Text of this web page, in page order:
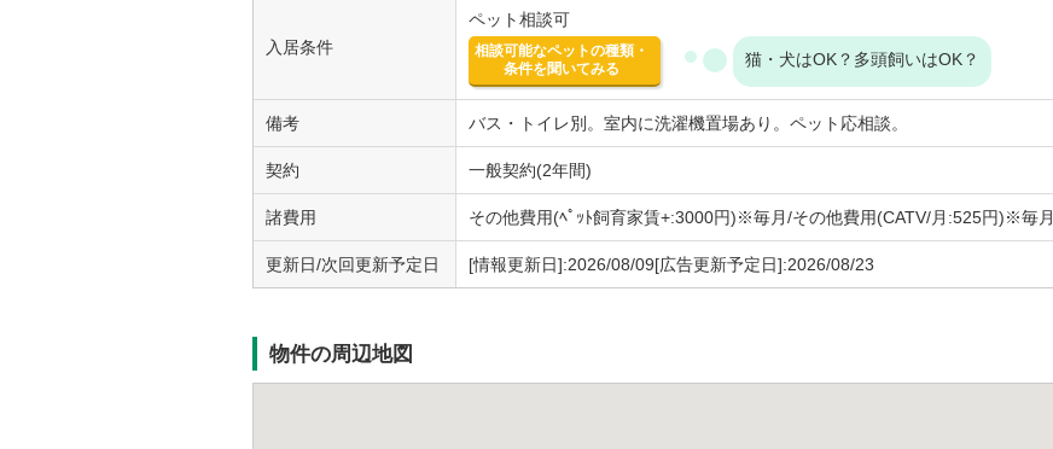
入居条件
ペット相談可
相談可能なペットの種類・
条件を聞いてみる
猫・犬はOK？多頭飼いはOK？
備考 バス・トイレ別。室内に洗濯機置場あり。ペット応相談。
契約 一般契約(2年間)
諸費用 その他費用(ﾍﾟｯﾄ飼育家賃+:3000円)※毎月/その他費用(CATV/月:525円)※毎月
更新日/次回更新予定日 [情報更新日]:2026/08/09[広告更新予定日]:2026/08/23
物件の周辺地図